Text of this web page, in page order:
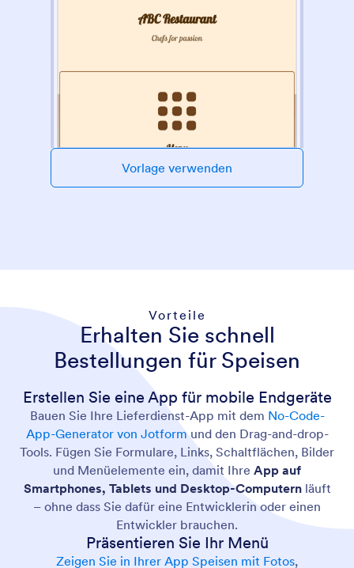
Vorlage verwenden
Vorteile
Erhalten Sie schnell
Bestellungen für Speisen
Erstellen Sie eine App für mobile Endgeräte
Bauen Sie Ihre Lieferdienst-App mit dem No-Code-
App-Generator von Jotform und den Drag-and-drop-
Tools. Fügen Sie Formulare, Links, Schaltflächen, Bilder
und Menüelemente ein, damit Ihre App auf
Smartphones, Tablets und Desktop-Computernläuft
– ohne dass Sie dafür eine Entwicklerin oder einen
Entwickler brauchen.
Präsentieren Sie Ihr Menü
Zeigen Sie in Ihrer App Speisen mit Fotos,